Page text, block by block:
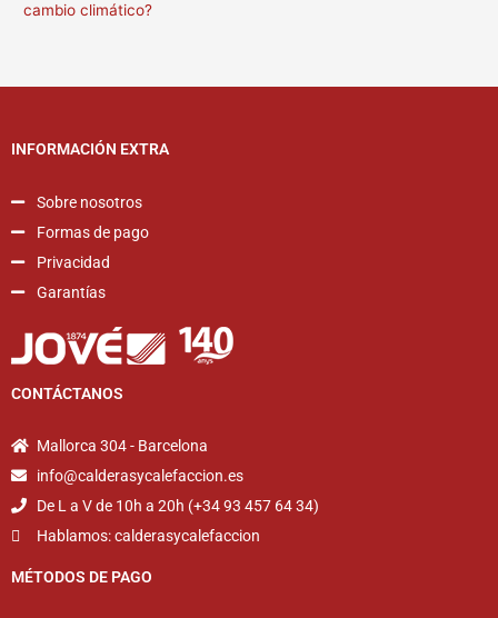
cambio climático?
INFORMACIÓN EXTRA
Sobre nosotros
Formas de pago
Privacidad
Garantías
CONTÁCTANOS
Mallorca 304 - Barcelona
info@calderasycalefaccion.es
De L a V de 10h a 20h (+34 93 457 64 34)
Hablamos: calderasycalefaccion
MÉTODOS DE PAGO